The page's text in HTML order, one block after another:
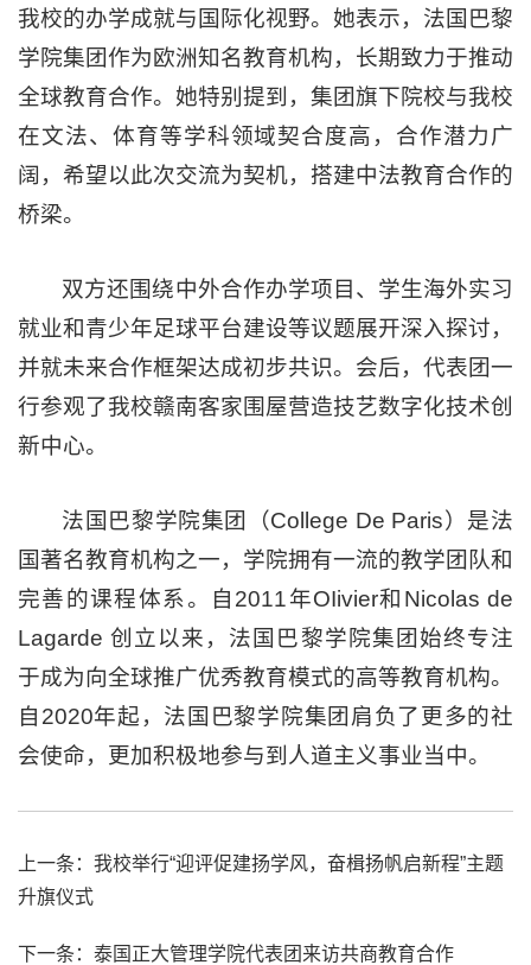
我校的办学成就与国际化视野。她表示，法国巴黎
学院集团作为欧洲知名教育机构，长期致力于推动
全球教育合作。她特别提到，集团旗下院校与我校
在文法、体育等学科领域契合度高，合作潜力广
阔，希望以此次交流为契机，搭建中法教育合作的
桥梁。
双方还围绕中外合作办学项目、学生海外实习
就业和青少年足球平台建设等议题展开深入探讨，
并就未来合作框架达成初步共识。会后，代表团一
行参观了我校赣南客家围屋营造技艺数字化技术创
新中心。
法国巴黎学院集团（College De Paris）是法
国著名教育机构之一，学院拥有一流的教学团队和
完善的课程体系。自2011年OIivier和Nicolas de
Lagarde 创立以来，法国巴黎学院集团始终专注
于成为向全球推广优秀教育模式的高等教育机构。
自2020年起，法国巴黎学院集团肩负了更多的社
会使命，更加积极地参与到人道主义事业当中。
上一条： 我校举行“迎评促建扬学风，奋楫扬帆启新程”主题
升旗仪式
下一条： 泰国正大管理学院代表团来访共商教育合作